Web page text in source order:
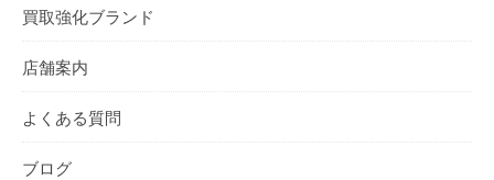
買取強化ブランド
店舗案内
よくある質問
ブログ